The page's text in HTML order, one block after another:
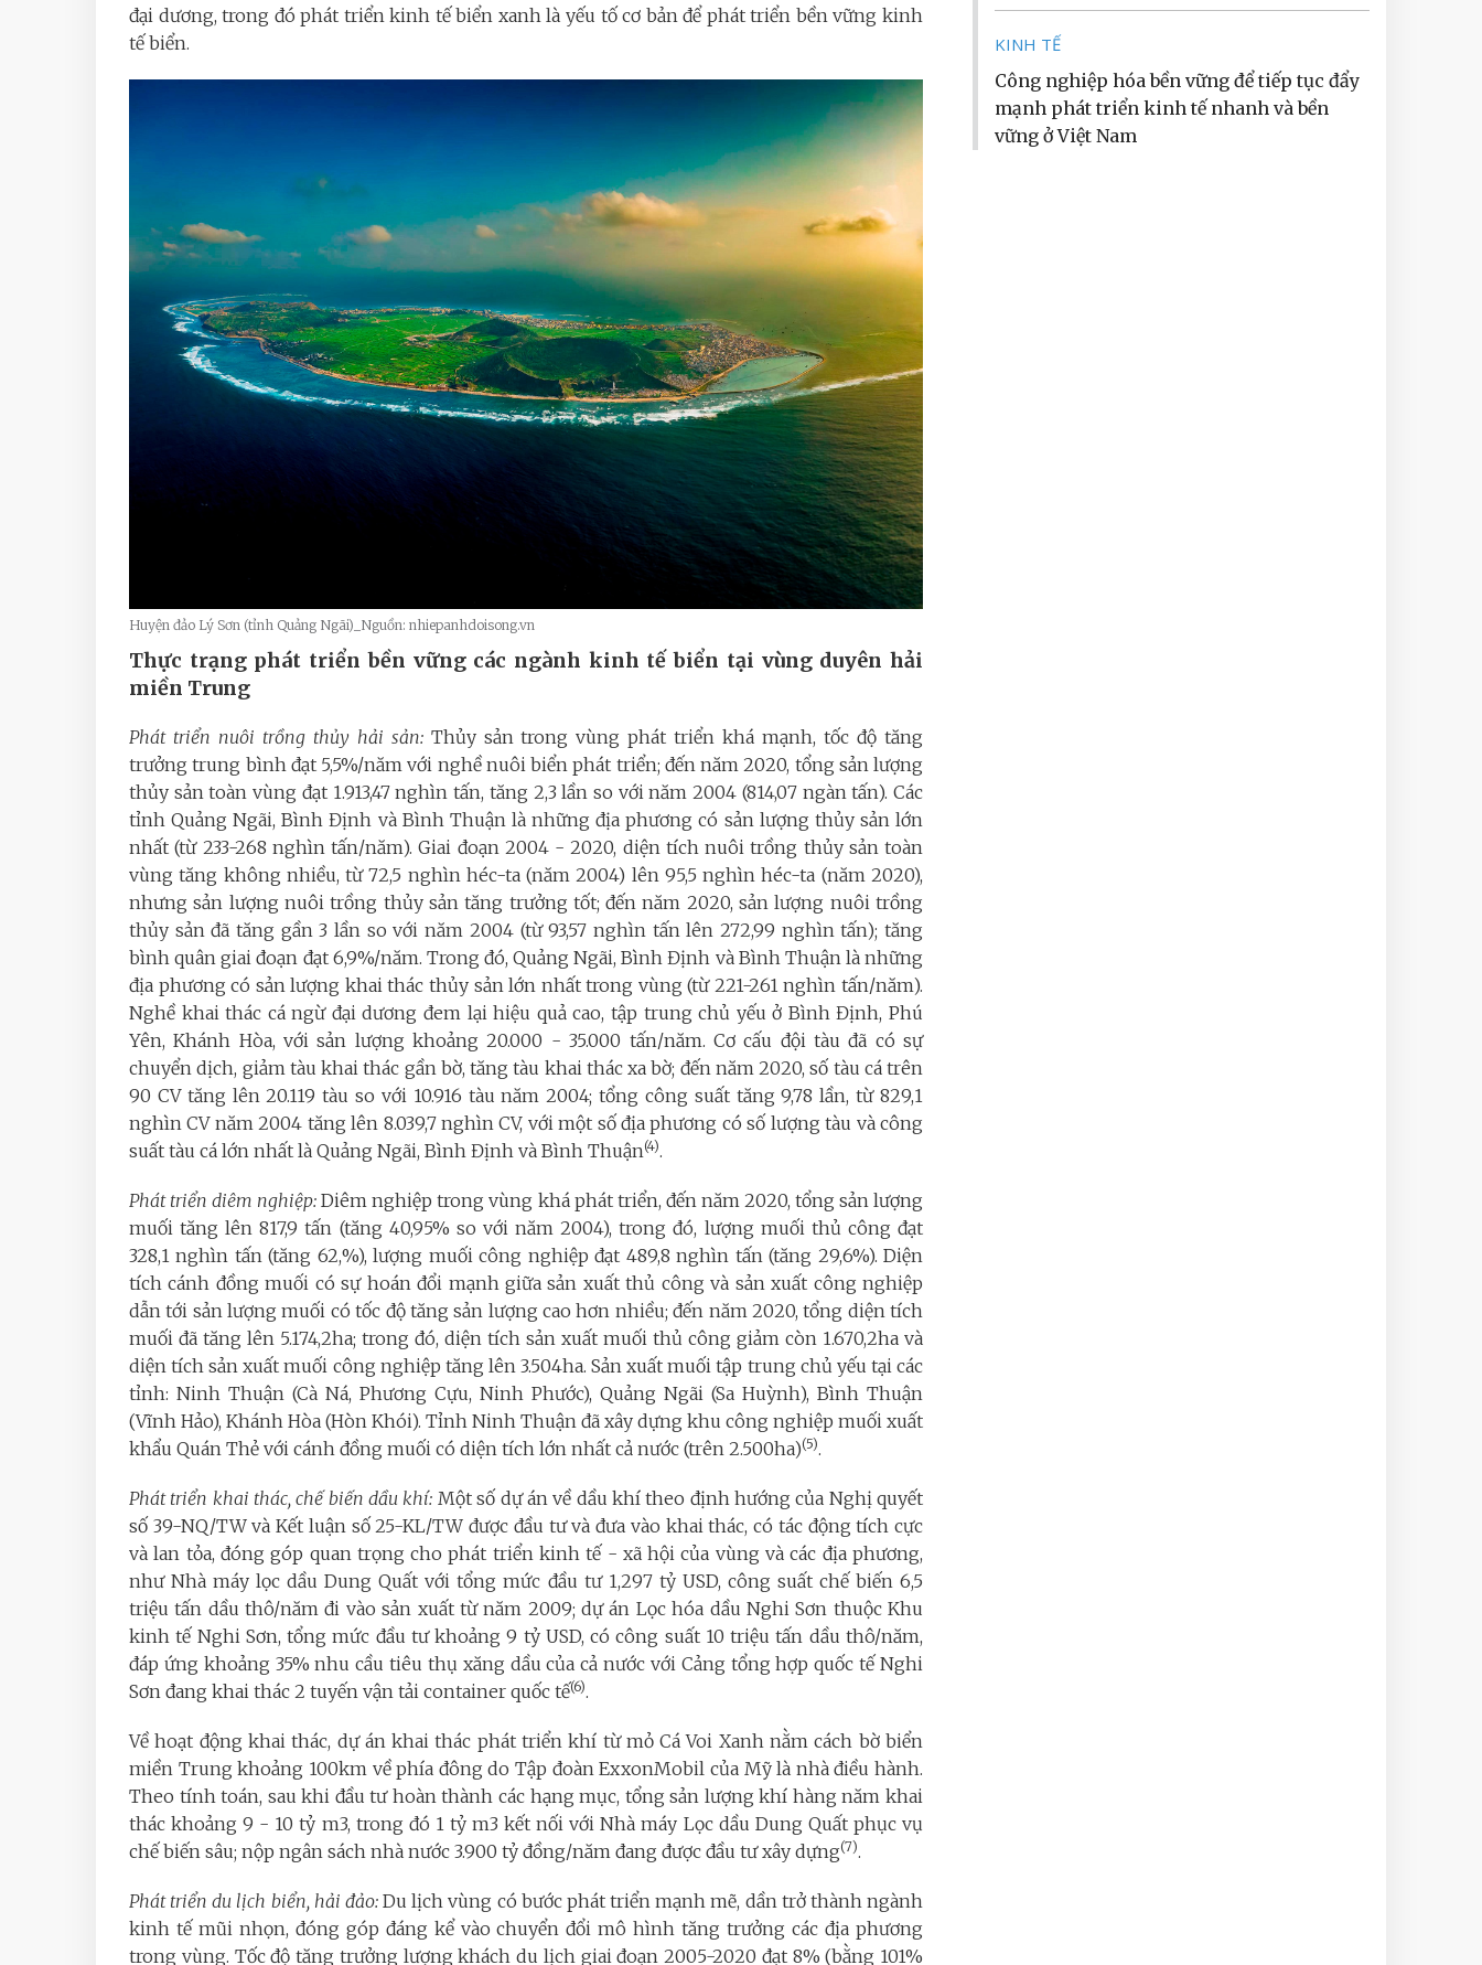
đại dương, trong đó phát triển kinh tế biển xanh là yếu tố cơ bản để phát triển bền vững kinh
tế biển.
Huyện đảo Lý Sơn (tỉnh Quảng Ngãi)_Nguồn: nhiepanhdoisong.vn
Thực trạng phát triển bền vững các ngành kinh tế biển tại vùng duyên hải
miền Trung
Phát triển nuôi trồng thủy hải sản: Thủy sản trong vùng phát triển khá mạnh, tốc độ tăng
trưởng trung bình đạt 5,5%/năm với nghề nuôi biển phát triển; đến năm 2020, tổng sản lượng
thủy sản toàn vùng đạt 1.913,47 nghìn tấn, tăng 2,3 lần so với năm 2004 (814,07 ngàn tấn). Các
tỉnh Quảng Ngãi, Bình Định và Bình Thuận là những địa phương có sản lượng thủy sản lớn
nhất (từ 233-268 nghìn tấn/năm). Giai đoạn 2004 - 2020, diện tích nuôi trồng thủy sản toàn
vùng tăng không nhiều, từ 72,5 nghìn héc-ta (năm 2004) lên 95,5 nghìn héc-ta (năm 2020),
nhưng sản lượng nuôi trồng thủy sản tăng trưởng tốt; đến năm 2020, sản lượng nuôi trồng
thủy sản đã tăng gần 3 lần so với năm 2004 (từ 93,57 nghìn tấn lên 272,99 nghìn tấn); tăng
bình quân giai đoạn đạt 6,9%/năm. Trong đó, Quảng Ngãi, Bình Định và Bình Thuận là những
địa phương có sản lượng khai thác thủy sản lớn nhất trong vùng (từ 221-261 nghìn tấn/năm).
Nghề khai thác cá ngừ đại dương đem lại hiệu quả cao, tập trung chủ yếu ở Bình Định, Phú
Yên, Khánh Hòa, với sản lượng khoảng 20.000 - 35.000 tấn/năm. Cơ cấu đội tàu đã có sự
chuyển dịch, giảm tàu khai thác gần bờ, tăng tàu khai thác xa bờ; đến năm 2020, số tàu cá trên
90 CV tăng lên 20.119 tàu so với 10.916 tàu năm 2004; tổng công suất tăng 9,78 lần, từ 829,1
nghìn CV năm 2004 tăng lên 8.039,7 nghìn CV, với một số địa phương có số lượng tàu và công
suất tàu cá lớn nhất là Quảng Ngãi, Bình Định và Bình Thuận(4).
Phát triển diêm nghiệp:Diêm nghiệp trong vùng khá phát triển, đến năm 2020, tổng sản lượng
muối tăng lên 817,9 tấn (tăng 40,95% so với năm 2004), trong đó, lượng muối thủ công đạt
328,1 nghìn tấn (tăng 62,%), lượng muối công nghiệp đạt 489,8 nghìn tấn (tăng 29,6%). Diện
tích cánh đồng muối có sự hoán đổi mạnh giữa sản xuất thủ công và sản xuất công nghiệp
dẫn tới sản lượng muối có tốc độ tăng sản lượng cao hơn nhiều; đến năm 2020, tổng diện tích
muối đã tăng lên 5.174,2ha; trong đó, diện tích sản xuất muối thủ công giảm còn 1.670,2ha và
diện tích sản xuất muối công nghiệp tăng lên 3.504ha. Sản xuất muối tập trung chủ yếu tại các
tỉnh: Ninh Thuận (Cà Ná, Phương Cựu, Ninh Phước), Quảng Ngãi (Sa Huỳnh), Bình Thuận
(Vĩnh Hảo), Khánh Hòa (Hòn Khói). Tỉnh Ninh Thuận đã xây dựng khu công nghiệp muối xuất
khẩu Quán Thẻ với cánh đồng muối có diện tích lớn nhất cả nước (trên 2.500ha)(5).
Phát triển khai thác, chế biến dầu khí: Một số dự án về dầu khí theo định hướng của Nghị quyết
số 39-NQ/TW và Kết luận số 25-KL/TW được đầu tư và đưa vào khai thác, có tác động tích cực
và lan tỏa, đóng góp quan trọng cho phát triển kinh tế - xã hội của vùng và các địa phương,
như Nhà máy lọc dầu Dung Quất với tổng mức đầu tư 1,297 tỷ USD, công suất chế biến 6,5
triệu tấn dầu thô/năm đi vào sản xuất từ năm 2009; dự án Lọc hóa dầu Nghi Sơn thuộc Khu
kinh tế Nghi Sơn, tổng mức đầu tư khoảng 9 tỷ USD, có công suất 10 triệu tấn dầu thô/năm,
đáp ứng khoảng 35% nhu cầu tiêu thụ xăng dầu của cả nước với Cảng tổng hợp quốc tế Nghi
Sơn đang khai thác 2 tuyến vận tải container quốc tế(6).
Về hoạt động khai thác, dự án khai thác phát triển khí từ mỏ Cá Voi Xanh nằm cách bờ biển
miền Trung khoảng 100km về phía đông do Tập đoàn ExxonMobil của Mỹ là nhà điều hành.
Theo tính toán, sau khi đầu tư hoàn thành các hạng mục, tổng sản lượng khí hàng năm khai
thác khoảng 9 - 10 tỷ m3, trong đó 1 tỷ m3 kết nối với Nhà máy Lọc dầu Dung Quất phục vụ
chế biến sâu; nộp ngân sách nhà nước 3.900 tỷ đồng/năm đang được đầu tư xây dựng(7).
Phát triển du lịch biển, hải đảo:Du lịch vùng có bước phát triển mạnh mẽ, dần trở thành ngành
kinh tế mũi nhọn, đóng góp đáng kể vào chuyển đổi mô hình tăng trưởng các địa phương
trong vùng. Tốc độ tăng trưởng lượng khách du lịch giai đoạn 2005-2020 đạt 8% (bằng 101%
KINH TẾ
Công nghiệp hóa bền vững để tiếp tục đẩy
mạnh phát triển kinh tế nhanh và bền
vững ở Việt Nam